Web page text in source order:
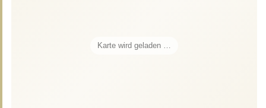
Karte wird geladen …